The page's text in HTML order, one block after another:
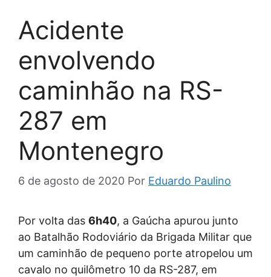
Acidente
envolvendo
caminhão na RS-
287 em
Montenegro
6 de agosto de 2020 Por Eduardo Paulino
Por volta das 6h40, a Gaúcha apurou junto
ao Batalhão Rodoviário da Brigada Militar que
um caminhão de pequeno porte atropelou um
cavalo no quilômetro 10 da RS-287, em